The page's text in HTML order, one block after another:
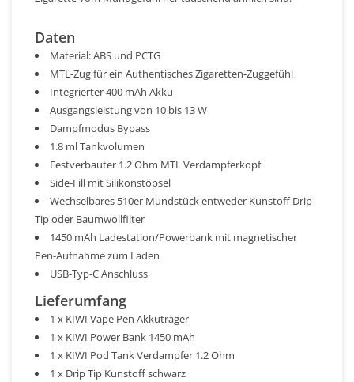
Daten
Material: ABS und PCTG
MTL-Zug für ein Authentisches Zigaretten-Zuggefühl
Integrierter 400 mAh Akku
Ausgangsleistung von 10 bis 13 W
Dampfmodus Bypass
1.8 ml Tankvolumen
Festverbauter 1.2 Ohm MTL Verdampferkopf
Side-Fill mit Silikonstöpsel
Wechselbares 510er Mundstück entweder Kunstoff Drip-
Tip oder Baumwollfilter
1450 mAh Ladestation/Powerbank mit magnetischer
Pen-Aufnahme zum Laden
USB-Typ-C Anschluss
Lieferumfang
1 x KIWI Vape Pen Akkuträger
1 x KIWI Power Bank 1450 mAh
1 x KIWI Pod Tank Verdampfer 1.2 Ohm
1 x Drip Tip Kunstoff schwarz